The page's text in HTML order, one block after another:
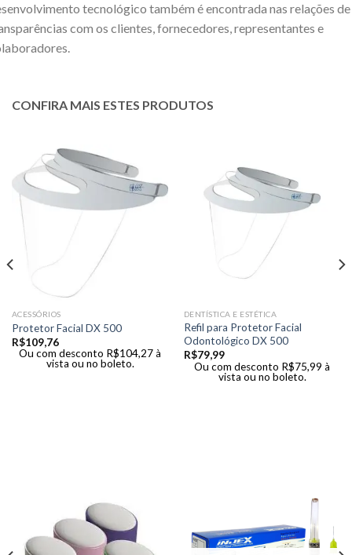
tecnológico também é encontrada nas relações de
com os clientes, fornecedores, representantes e
CONFIRA MAIS ESTES PRODUTOS
ACESSÓRIOS
Protetor Facial DX 500
R$109,76
Ou com desconto R$104,27à
vista ou no boleto.
DENTÍSTICA E ESTÉTICA
Refil para Protetor Facial
Odontológico DX 500
R$79,99
Ou com desconto R$75,99 à
vista ou no boleto.